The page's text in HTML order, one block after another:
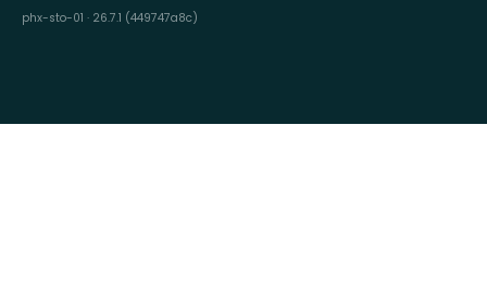
phx-sto-01 · 26.7.1 (449747a8c)